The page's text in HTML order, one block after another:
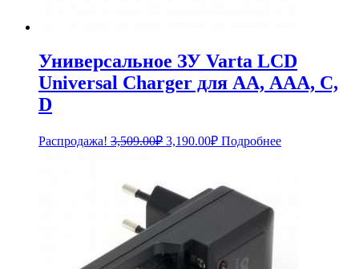
Универсальное ЗУ Varta LCD
Universal Charger для АА, ААА, С,
D
Распродажа! 3,509.00₽ Первоначальная
3,509.00₽.
3,190.00₽Текущая
цена:
Подробнее